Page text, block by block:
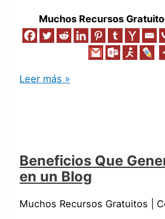
Muchos Recursos
Leer más »
Beneficios Que
en un Blog
Muchos Recursos Gratuitos |